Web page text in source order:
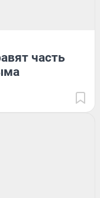
часть